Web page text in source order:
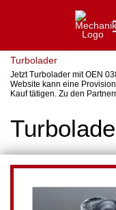
Turbolader
Jetzt Turbolader mit OEN
Website kann eine
Kauf tätigen. Zu den